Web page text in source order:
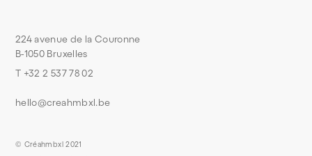
224 avenue de la Couronne
B-1050 Bruxelles
T +32 2 537 78 02
hello@creahmbxl.be
© Créahmbxl 2021